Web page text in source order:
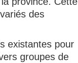
des
existantes pour
groupes de